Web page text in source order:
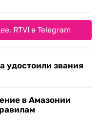
RTVI в Telegram
удостоили звания
в Амазонии